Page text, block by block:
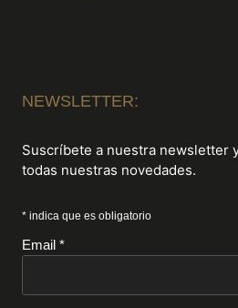
NEWSLETTER:
Suscríbete a nuestra newsletter
todas nuestras novedades.
* indica que es obligatorio
Email *